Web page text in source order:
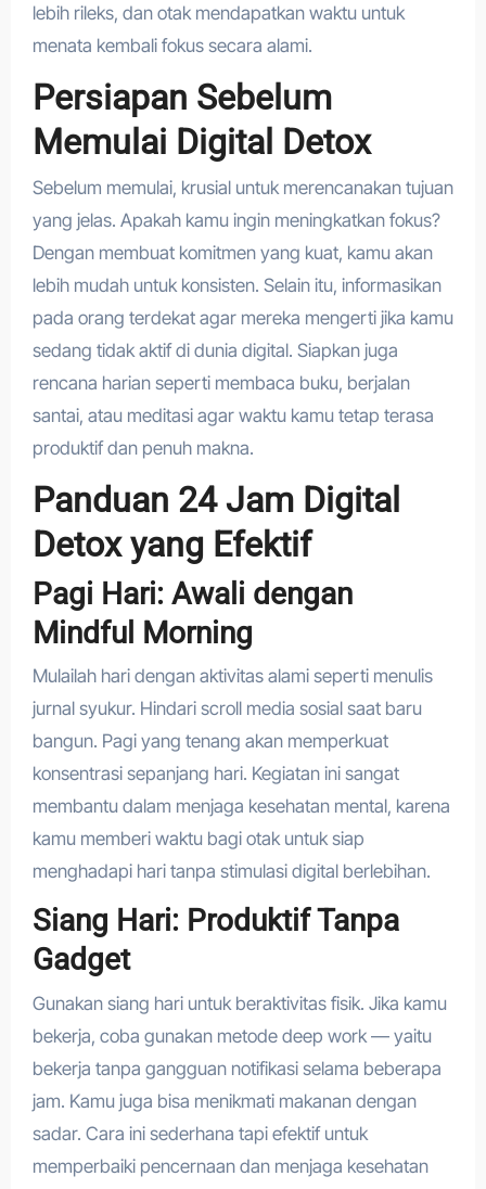
lebih rileks, dan otak mendapatkan waktu untuk
menata kembali fokus secara alami.
Persiapan Sebelum
Memulai Digital Detox
Sebelum memulai, krusial untuk merencanakan tujuan
yang jelas. Apakah kamu ingin meningkatkan fokus?
Dengan membuat komitmen yang kuat, kamu akan
lebih mudah untuk konsisten. Selain itu, informasikan
pada orang terdekat agar mereka mengerti jika kamu
sedang tidak aktif di dunia digital. Siapkan juga
rencana harian seperti membaca buku, berjalan
santai, atau meditasi agar waktu kamu tetap terasa
produktif dan penuh makna.
Panduan 24 Jam Digital
Detox yang Efektif
Pagi Hari: Awali dengan
Mindful Morning
Mulailah hari dengan aktivitas alami seperti menulis
jurnal syukur. Hindari scroll media sosial saat baru
bangun. Pagi yang tenang akan memperkuat
konsentrasi sepanjang hari. Kegiatan ini sangat
membantu dalam menjaga kesehatan mental, karena
kamu memberi waktu bagi otak untuk siap
menghadapi hari tanpa stimulasi digital berlebihan.
Siang Hari: Produktif Tanpa
Gadget
Gunakan siang hari untuk beraktivitas fisik. Jika kamu
bekerja, coba gunakan metode deep work — yaitu
bekerja tanpa gangguan notifikasi selama beberapa
jam. Kamu juga bisa menikmati makanan dengan
sadar. Cara ini sederhana tapi efektif untuk
memperbaiki pencernaan dan menjaga kesehatan